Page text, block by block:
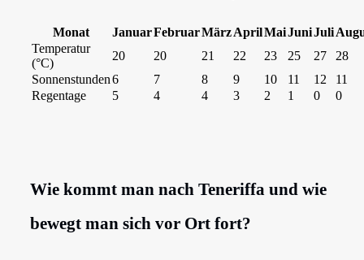
Monat JanuarFebruarMärzAprilMaiJuniJuli
Temperatur
(°C)
20 20 21 22 23 25 27
28
Sonnenstunden6 7 8 9 10 11 12
11
Regentage
5 4 4 3 2 1 0 0
Wie kommt man nach Teneriffa und wie
bewegt man sich vor Ort fort?